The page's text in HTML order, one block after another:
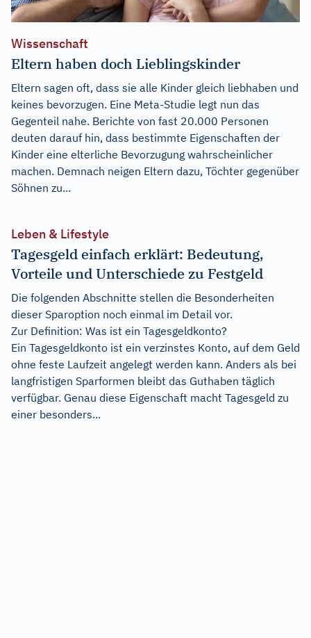
Wissenschaft
Eltern haben doch Lieblingskinder
Eltern sagen oft, dass sie alle Kinder gleich liebhaben und
keines bevorzugen. Eine Meta-Studie legt nun das
Gegenteil nahe. Berichte von fast 20.000 Personen
deuten darauf hin, dass bestimmte Eigenschaften der
Kinder eine elterliche Bevorzugung wahrscheinlicher
machen. Demnach neigen Eltern dazu, Töchter gegenüber
Söhnen zu...
Leben & Lifestyle
Tagesgeld einfach erklärt: Bedeutung,
Vorteile und Unterschiede zu Festgeld
Die folgenden Abschnitte stellen die Besonderheiten
dieser Sparoption noch einmal im Detail vor.
Zur Definition: Was ist ein Tagesgeldkonto?
Ein Tagesgeldkonto ist ein verzinstes Konto, auf dem Geld
ohne feste Laufzeit angelegt werden kann. Anders als bei
langfristigen Sparformen bleibt das Guthaben täglich
verfügbar. Genau diese Eigenschaft macht Tagesgeld zu
einer besonders...